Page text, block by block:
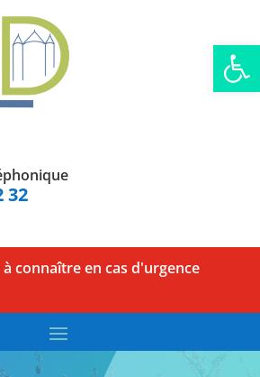
Ouvrir
32
connaître en cas d'urgence